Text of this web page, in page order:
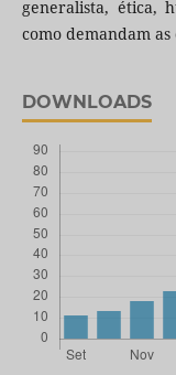
generalista, ética,
como demandam
DOWNLOADS